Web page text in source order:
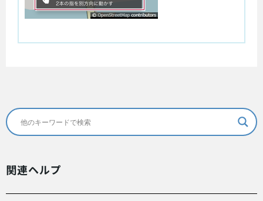
関連ヘルプ